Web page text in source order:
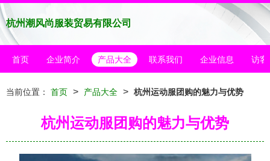
杭州潮风尚服装贸易有限公司
首页 企业简介 产品大全 联系我们 企业信息 访客
当前位置： 首页 > 产品大全 > 杭州运动服团购的魅力与优势
杭州运动服团购的魅力与优势